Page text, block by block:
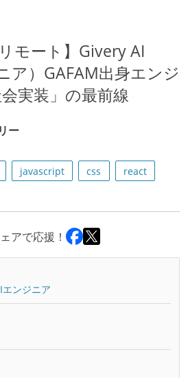
モート】Givery AI
ア）GAFAM出身エンジ
実装」の最前線
ー
javascript css
react
アで応援！
ンジニア